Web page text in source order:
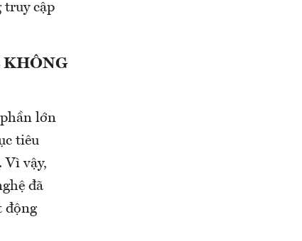
truy cập
KHÔNG
lớn
tiêu
Vì vậy,
đã
động